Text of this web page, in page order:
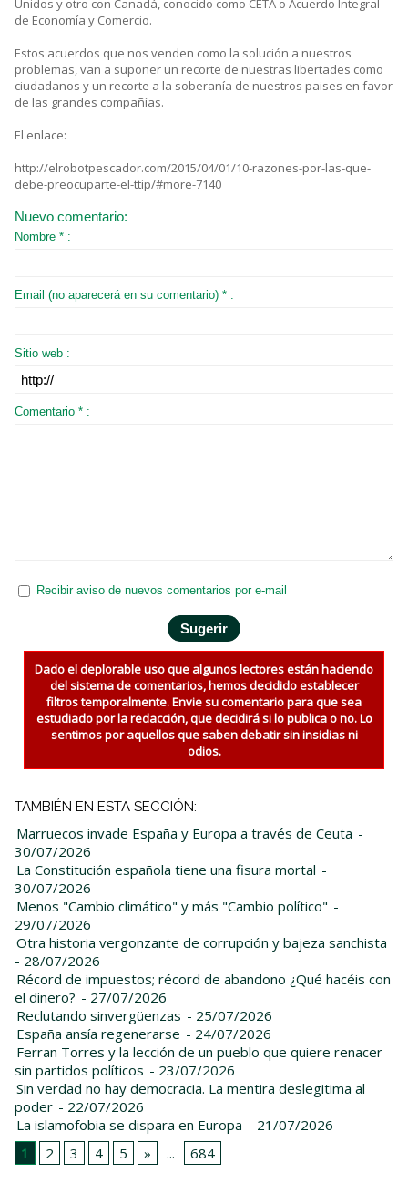
Unidos y otro con Canadá, conocido como CETA o Acuerdo Integral
de Economía y Comercio.
Estos acuerdos que nos venden como la solución a nuestros
problemas, van a suponer un recorte de nuestras libertades como
ciudadanos y un recorte a la soberanía de nuestros paises en favor
de las grandes compañías.
El enlace:
http://elrobotpescador.com/2015/04/01/10-razones-por-las-que-
debe-preocuparte-el-ttip/#more-7140
Nuevo comentario:
Nombre * :
Email (no aparecerá en su comentario) * :
Sitio web :
Comentario * :
Recibir aviso de nuevos comentarios por e-mail
Dado el deplorable uso que algunos lectores están haciendo
del sistema de comentarios, hemos decidido establecer
filtros temporalmente. Envie su comentario para que sea
estudiado por la redacción, que decidirá si lo publica o no. Lo
sentimos por aquellos que saben debatir sin insidias ni
odios.
TAMBIÉN EN ESTA SECCIÓN:
Marruecos invade España y Europa a través de Ceuta -
30/07/2026
La Constitución española tiene una fisura mortal -
30/07/2026
Menos "Cambio climático" y más "Cambio político" -
29/07/2026
Otra historia vergonzante de corrupción y bajeza sanchista
- 28/07/2026
Récord de impuestos; récord de abandono ¿Qué hacéis con
el dinero? - 27/07/2026
Reclutando sinvergüenzas - 25/07/2026
España ansía regenerarse - 24/07/2026
Ferran Torres y la lección de un pueblo que quiere renacer
sin partidos políticos - 23/07/2026
Sin verdad no hay democracia. La mentira deslegitima al
poder - 22/07/2026
La islamofobia se dispara en Europa - 21/07/2026
1
2 3 4 5 » ... 684